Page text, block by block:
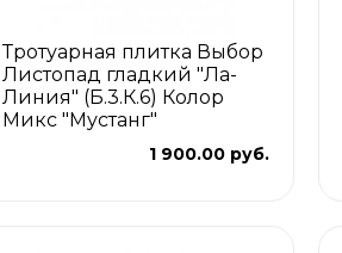
Тротуарная плитка Выбор
Листопад гладкий "Ла-
Линия" (Б.3.К.6) Колор
Микс "Мустанг"
1 900.00 руб.